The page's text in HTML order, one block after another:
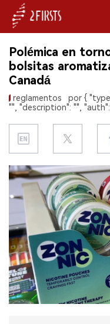
INICIO
EMPRESA
REGULACIÓN
CHINA
DATOS
EXPOSICIÓN
ENTREVISTA
Polémica en
bolsitas
Canadá
reglamentos
por {
"", "description": "",